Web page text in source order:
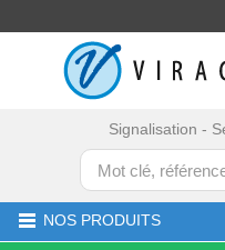
Signalisation -
NOS PRODUITS